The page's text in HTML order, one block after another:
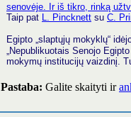
senovėje. Ir iš tikro, rinką
Taip pat L. Pincknett su C.
Egipto „slaptųjų mokyklų“
„Nepublikuotais Senojo
mokymų institucijų vaizdinį.
Pastaba: Galite skaityti ir